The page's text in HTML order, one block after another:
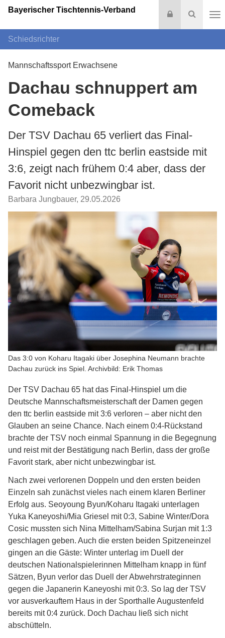
Suche
Login
Bayerischer Tischtennis-Verband
Schiedsrichter
Mannschaftssport Erwachsene
Dachau schnuppert am
Comeback
Der TSV Dachau 65 verliert das Final-
Hinspiel gegen den ttc berlin eastside mit
3:6, zeigt nach frühem 0:4 aber, dass der
Favorit nicht unbezwingbar ist.
Barbara Jungbauer, 29.05.2026
Das 3:0 von Koharu Itagaki über Josephina Neumann brachte
Dachau zurück ins Spiel. Archivbild: Erik Thomas
Der TSV Dachau 65 hat das Final-Hinspiel um die
Deutsche Mannschaftsmeisterschaft der Damen gegen
den ttc berlin eastside mit 3:6 verloren – aber nicht den
Glauben an seine Chance. Nach einem 0:4-Rückstand
brachte der TSV noch einmal Spannung in die Begegnung
und reist mit der Bestätigung nach Berlin, dass der große
Favorit stark, aber nicht unbezwingbar ist.
Nach zwei verlorenen Doppeln und den ersten beiden
Einzeln sah zunächst vieles nach einem klaren Berliner
Erfolg aus. Seoyoung Byun/Koharu Itagaki unterlagen
Yuka Kaneyoshi/Mia Griesel mit 0:3, Sabine Winter/Dora
Cosic mussten sich Nina Mittelham/Sabina Surjan mit 1:3
geschlagen geben. Auch die ersten beiden Spitzeneinzel
gingen an die Gäste: Winter unterlag im Duell der
deutschen Nationalspielerinnen Mittelham knapp in fünf
Sätzen, Byun verlor das Duell der Abwehrstrateginnen
gegen die Japanerin Kaneyoshi mit 0:3. So lag der TSV
vor ausverkauftem Haus in der Sporthalle Augustenfeld
bereits mit 0:4 zurück. Doch Dachau ließ sich nicht
abschütteln.